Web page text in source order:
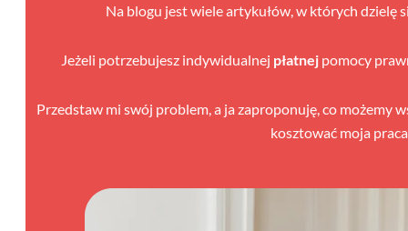
Na blogu jest wiele artykułów, w których dzielę
Jeżeli potrzebujesz indywidualnej płatnej pomocy
Przedstaw mi swój problem, a ja zaproponuję, co możemy
kosztować moja